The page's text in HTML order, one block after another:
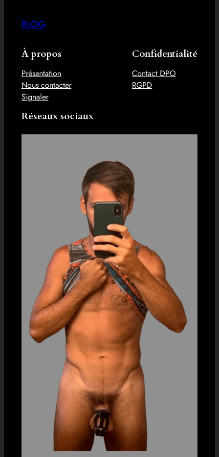
BLOG
À propos
Présentation
Nous contacter
Signaler
Confidentialité
Contact DPO
RGPD
Réseaux sociaux